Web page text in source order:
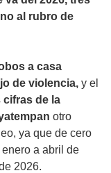
al rubro de
a casa
de violencia, y el
cifras de la
otro
ya que de cero
a abril de
2026.